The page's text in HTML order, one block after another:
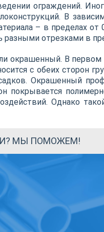
ограждений.
В
– в пределах
отрезками в
окрашенный. В первом
с обеих сторон
Окрашенный
покрывается
Однако
МЫ ПОМОЖЕМ!